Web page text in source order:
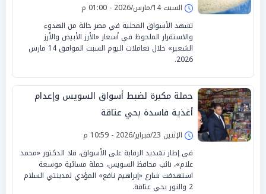
السبت 14/مارس/2026 - 01:00 م
تشهد الأسواق المحلية في مصر حالة من الهدوء
والاستقرار الملحوظ في أسعار «الأرز الأبيض والأرز
الشعير» خلال تعاملات اليوم السبت الموافق 14 مارس
2026.
حملة مكبرة لضبط أسواق السويس وإعدام
أغذية فاسدة بحي عتاقة
الإثنين 23/فبراير/2026 - 10:59 م
في إطار تشديد الرقابة على الأسواق، قاد الدكتور «محمد
علام»، نائب محافظ السويس، حملة مسائية موسعة
استهدفت شارع «إبراهيم نافع» المؤدي لمدينتي السلام
2 والنور بحي عتاقة.